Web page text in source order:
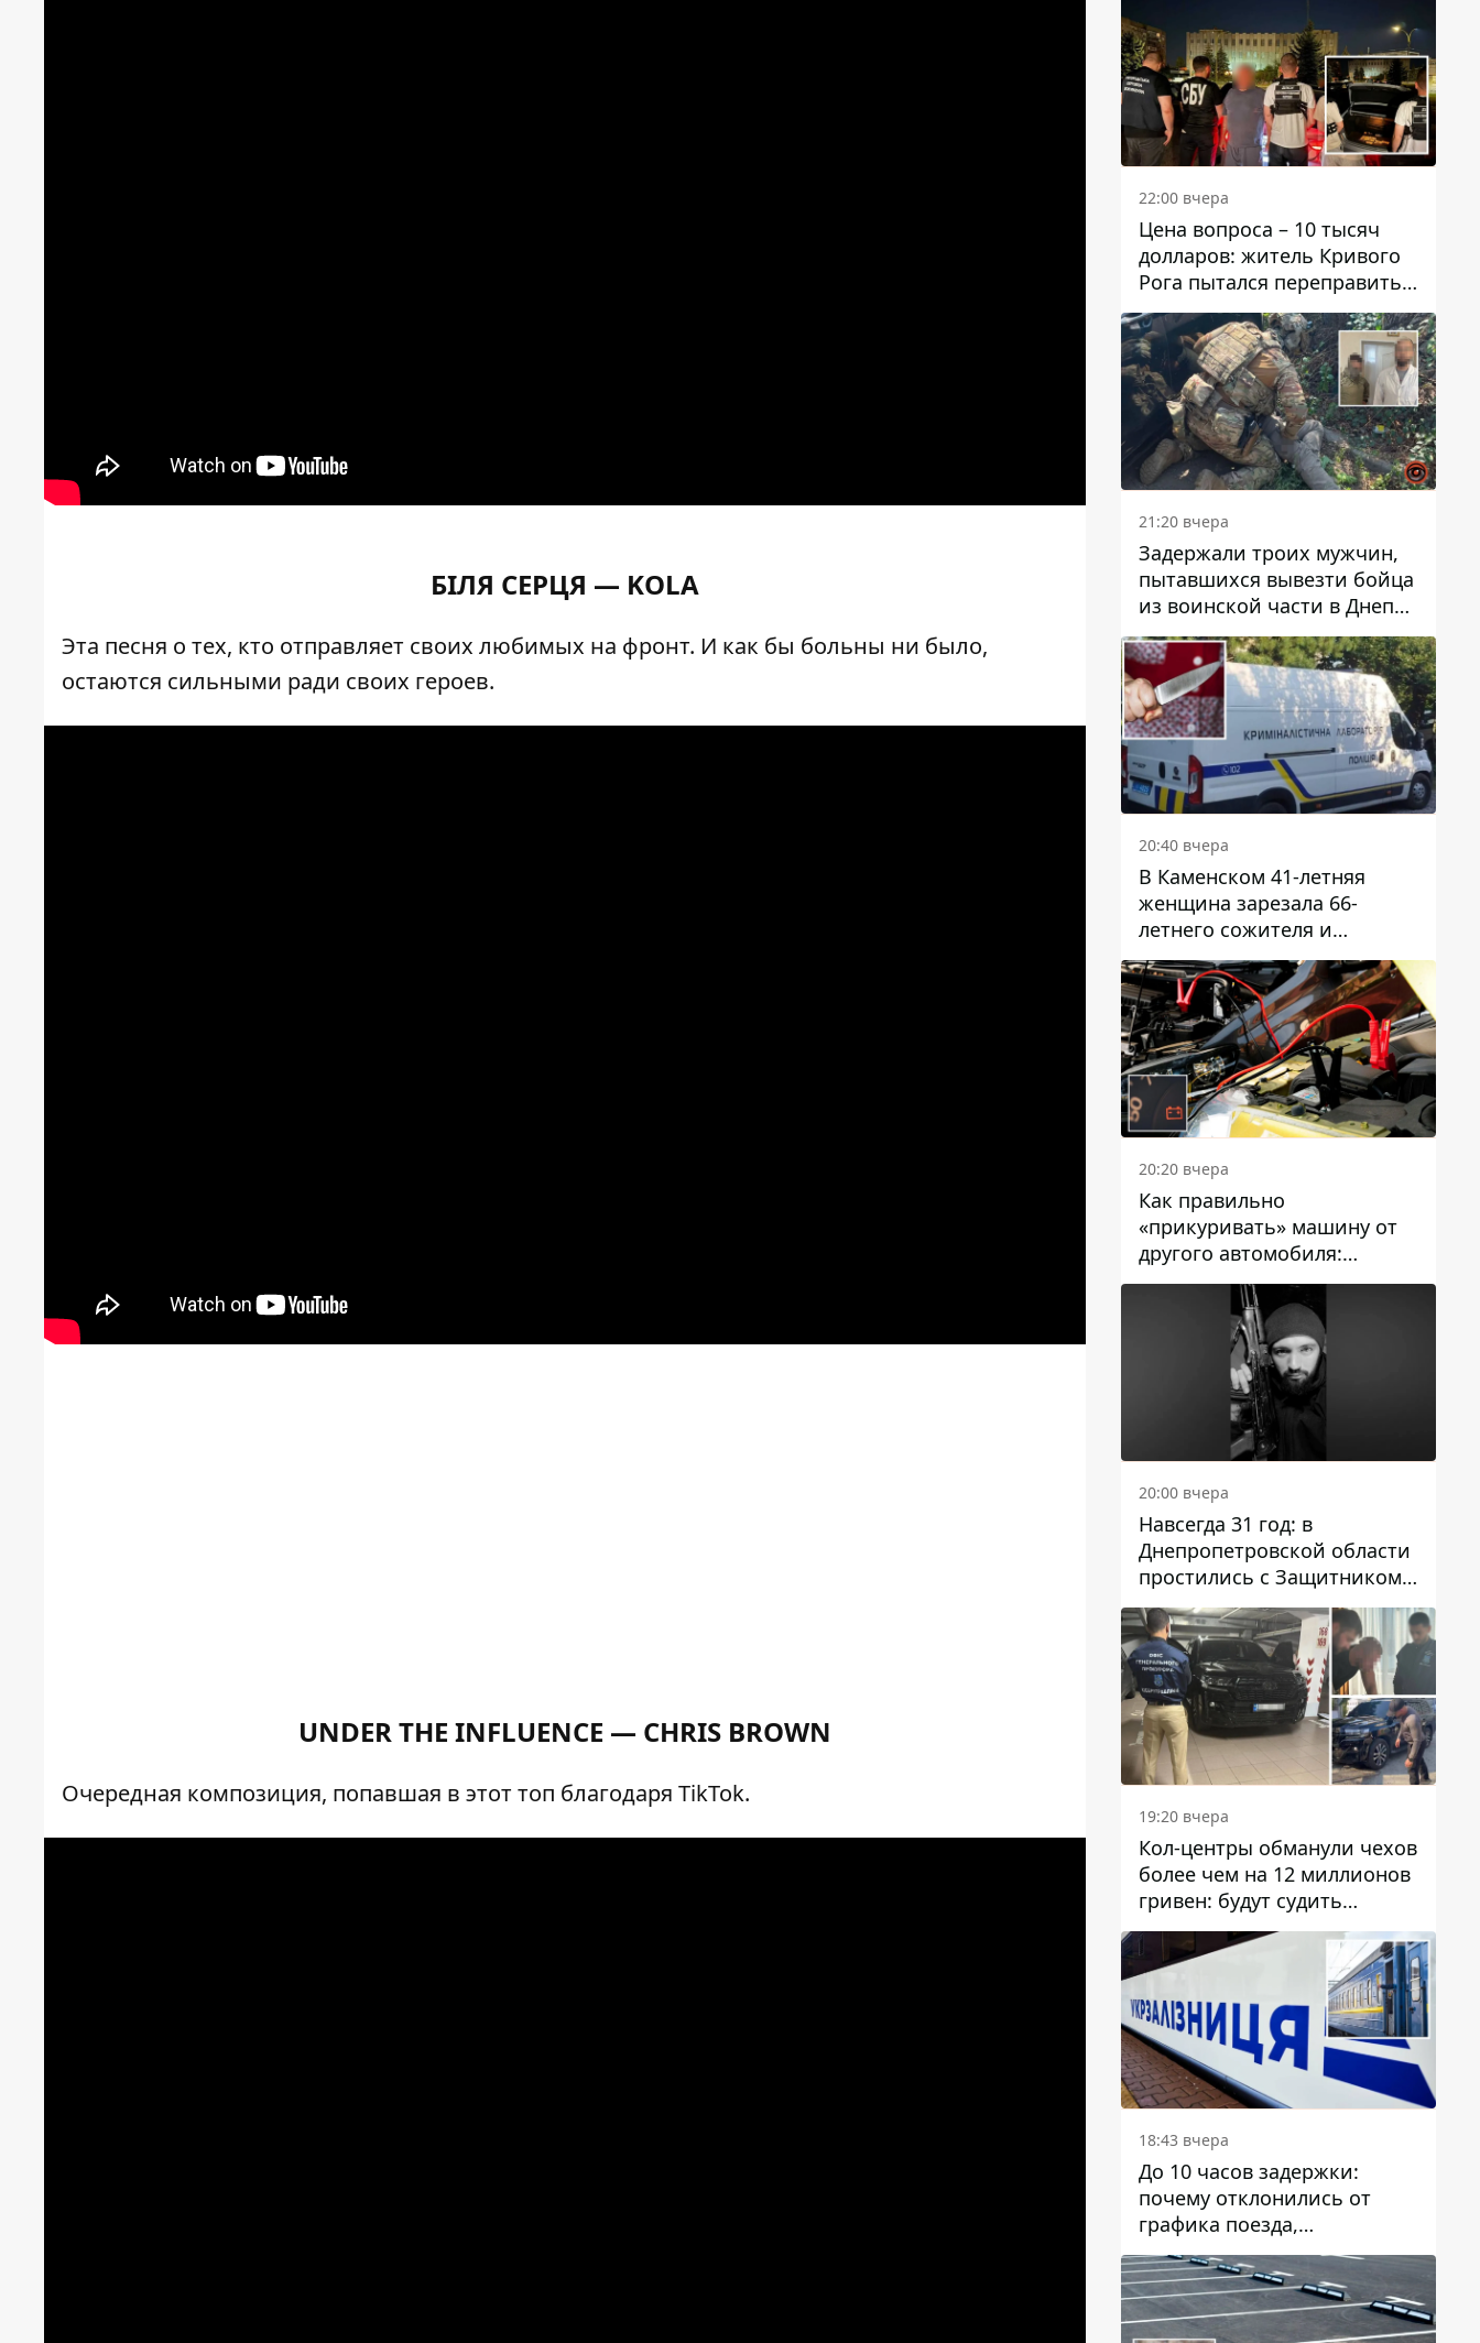
БІЛЯ СЕРЦЯ — KOLA
Эта песня о тех, кто отправляет своих любимых на фронт. И как бы больны ни было,
остаются сильными ради своих героев.
UNDER THE INFLUENCE — CHRIS BROWN
Очередная композиция, попавшая в этот топ благодаря TikTok.
22:00 вчера
Цена вопроса – 10 тысяч
долларов: житель Кривого
Рога пытался переправить
мужчину в Словакию
21:20 вчера
Задержали троих мужчин,
пытавшихся вывезти бойца
из воинской части в Днепр
за 7 тысяч долларов: среди
них был врач
20:40 вчера
В Каменском 41-летняя
женщина зарезала 66-
летнего сожителя и
пыталась обмануть
полицейских
20:20 вчера
Как правильно
«прикуривать» машину от
другого автомобиля:
инструкция для водителей
20:00 вчера
Навсегда 31 год: в
Днепропетровской области
простились с Защитником
Александром Репиным
19:20 вчера
Кол-центры обманули чехов
более чем на 12 миллионов
гривен: будут судить
днепрянина,
организовавшего
транснациональную
преступную организацию
18:43 вчера
До 10 часов задержки:
почему отклонились от
графика поезда,
курсирующие через Днепр
и область